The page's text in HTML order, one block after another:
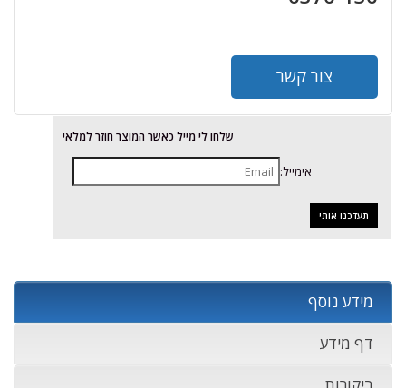
צור קשר
שלחו לי מייל כאשר המוצר חוזר למלאי
אימייל:
מידע נוסף
דף מידע